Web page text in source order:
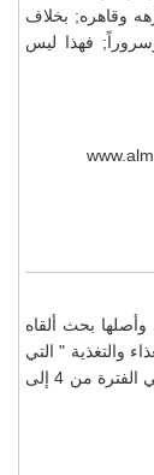
وقاهره; بخلاف
فهذا ليس
بحث ألقاه
والتغذية " التي
أقامتها كلية الزراعة بجامعة الملك سعود بالرياض، في الفترة من 4 إلى